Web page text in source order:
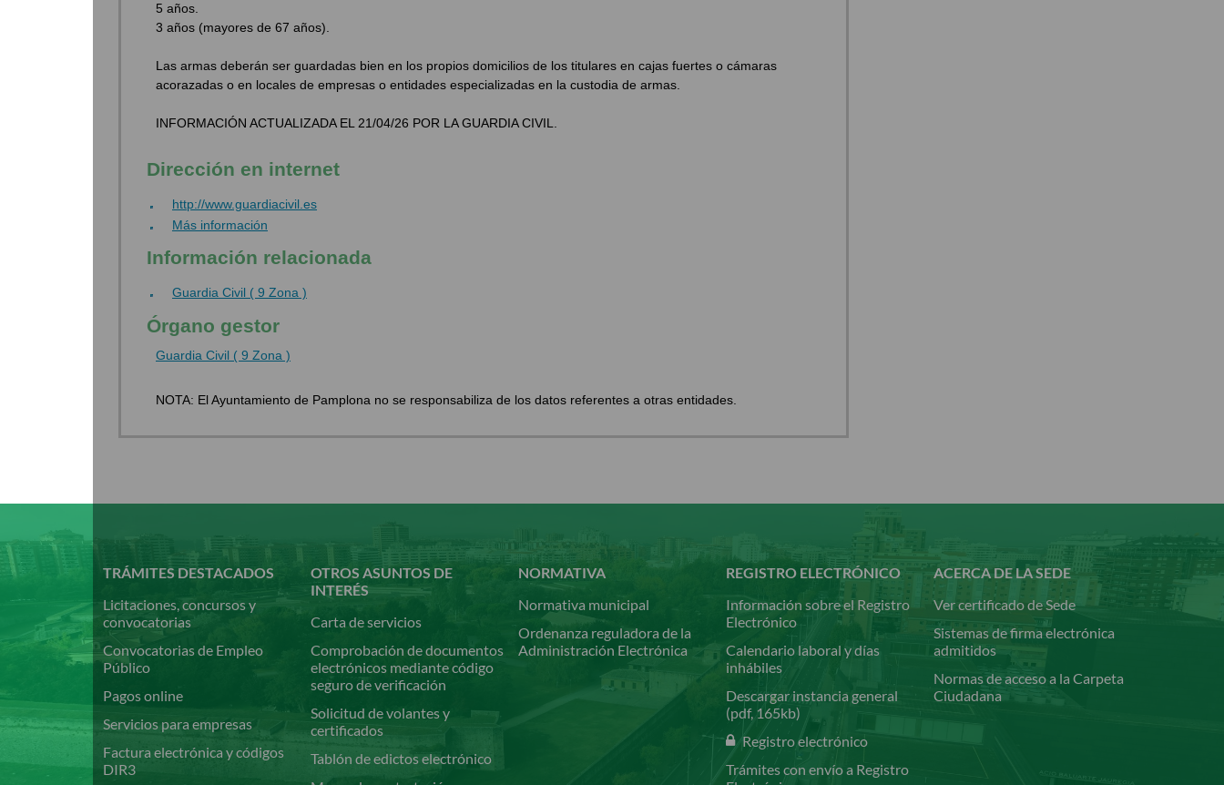
5 años.
3 años (mayores de 67 años).
Las armas deberán ser guardadas bien en los propios domicilios de los titulares en cajas fuertes o cámaras
acorazadas o en locales de empresas o entidades especializadas en la custodia de armas.
INFORMACIÓN ACTUALIZADA EL 21/04/26 POR LA GUARDIA CIVIL.
Dirección en internet
http://www.guardiacivil.es
Más información
Información relacionada
Guardia Civil ( 9 Zona )
Órgano gestor
Guardia Civil ( 9 Zona )
NOTA: El Ayuntamiento de Pamplona no se responsabiliza de los datos referentes a otras entidades.
contenido
principal
TRÁMITES DESTACADOS
Licitaciones, concursos y
convocatorias
Convocatorias de Empleo
Público
Pagos online
Servicios para empresas
Factura electrónica y códigos
DIR3
OTROS ASUNTOS DE
INTERÉS
Carta de servicios
Comprobación de documentos
electrónicos mediante código
seguro de verificación
Solicitud de volantes y
certificados
Tablón de edictos electrónico
NORMATIVA
Normativa municipal
Ordenanza reguladora de la
Administración Electrónica
REGISTRO ELECTRÓNICO
Información sobre el Registro
Electrónico
Calendario laboral y días
inhábiles
Descargar instancia general
(pdf, 165kb)
Registro electrónico
Trámites con envío a Registro
ACERCA DE LA SEDE
Ver certificado de Sede
Sistemas de firma electrónica
admitidos
Normas de acceso a la Carpeta
Ciudadana